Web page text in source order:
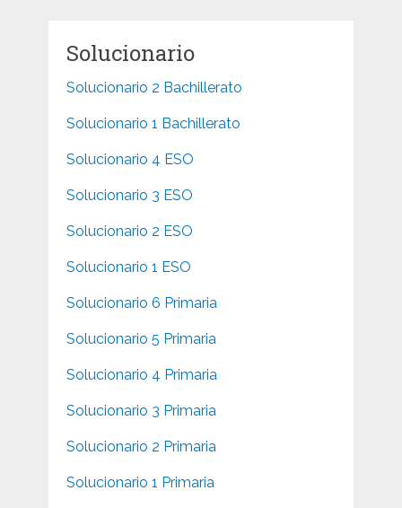
Solucionario
Solucionario 2 Bachillerato
Solucionario 1 Bachillerato
Solucionario 4 ESO
Solucionario 3 ESO
Solucionario 2 ESO
Solucionario 1 ESO
Solucionario 6 Primaria
Solucionario 5 Primaria
Solucionario 4 Primaria
Solucionario 3 Primaria
Solucionario 2 Primaria
Solucionario 1 Primaria